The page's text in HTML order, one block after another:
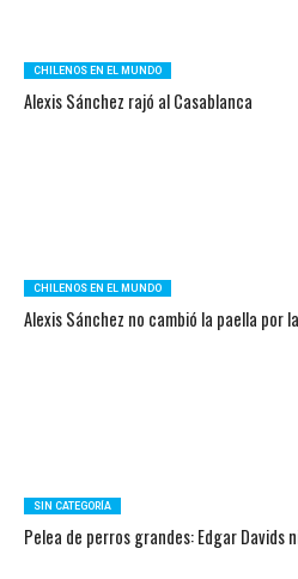
CHILENOS EN EL MUNDO
Alexis Sánchez rajó al Casablanca
CHILENOS EN EL MUNDO
Alexis Sánchez no cambió la paella por
SIN CATEGORÍA
Pelea de perros grandes: Edgar Davids